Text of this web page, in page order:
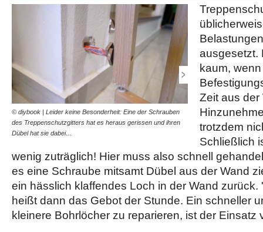
© diybook | Leider keine Besonderheit: Eine der Schrauben
des Treppenschutzgitters hat es heraus gerissen und ihren
Dübel hat sie dabei…
© diybook | Zeugen der
Bau liegt in der Luft! Hier
Versuch, die Halterung
ausgesetzt.
kaum,
Zeit aus der
trotzdem
Schließlich
wenig zuträglich! Hier muss also schnell
es eine Schraube mitsamt Dübel aus der Wand
ein hässlich klaffendes Loch in der Wand
heißt dann das Gebot der Stunde. Ein schneller
kleinere Bohrlöcher zu reparieren, ist der Einsatz